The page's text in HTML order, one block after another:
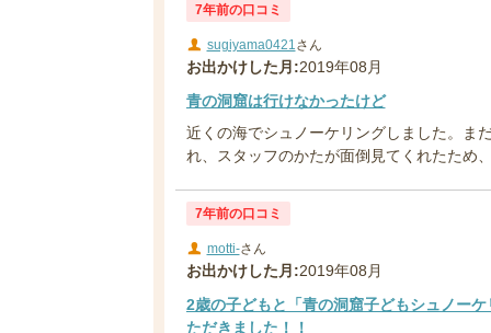
7年前の口コミ
sugiyama0421さん
お出かけした月:2019年08月
青の洞窟は行けなかったけど
近くの海でシュノーケリングしました。ま
れ、スタッフのかたが面倒見てくれたため、
7年前の口コミ
motti-さん
お出かけした月:2019年08月
2歳の子どもと「青の洞窟子どもシュノー
ただきました！！